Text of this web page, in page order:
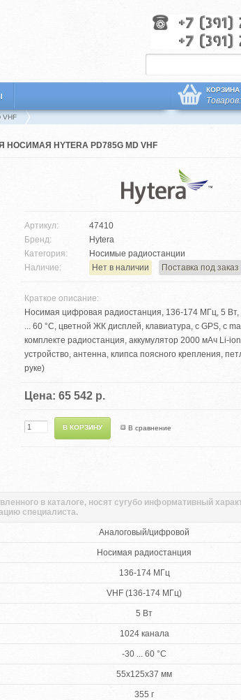
VHF
HYTERA PD785G MD VHF
Артикул:
47410
Бренд:
Hytera
Категория:
Носимые радиостанции
Наличие:
Нет в наличии Поставка под заказ
Краткое описание:
Носимая цифровая радиостанция, 136-174 МГц, 5 Вт,
... 60 °С, цветной ЖК дисплей, клавиатура, с GPS, с
комплекте радиостанция, аккумулятор 2000 мАч Li-
устройство, антенна, клипса поясного крепления,
руке)
Цена: 65 542 р.
В сравнение
Аналоговый/цифровой
Носимая радиостанция
136-174 МГц
VHF (136-174 МГц)
5 Вт
1024 канала
-30 ... 60 °С
55x125x37 мм
355 г
в каталоге, носят сугубо информативный
специалиста.